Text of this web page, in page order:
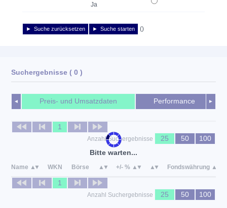
Ja
Suche zurücksetzen Suche starten ()
Bitte warten...
Suchergebnisse ( 0 )
◄ ►
Preis- und Umsatzdaten Performance
1
Anzahl Suchergebnisse 25 50 100
Name WKN Börse +/- % Fondswährung
1
Anzahl Suchergebnisse 25 50 100